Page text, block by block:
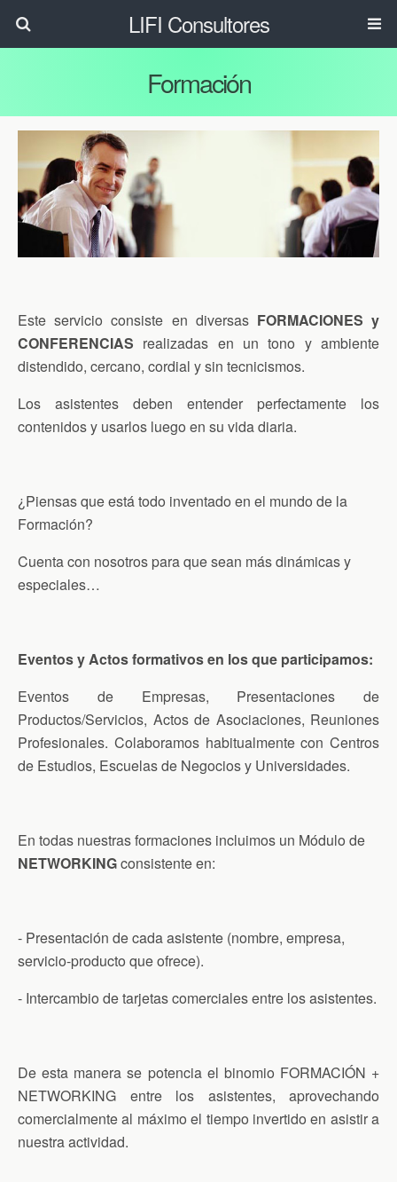
LIFI Consultores
Formación
Este servicio consiste en diversas FORMACIONES y
CONFERENCIAS realizadas en un tono y ambiente
distendido, cercano, cordial y sin tecnicismos.
Los asistentes deben entender perfectamente los
contenidos y usarlos luego en su vida diaria.
¿Piensas que está todo inventado en el mundo de la
Formación?
Cuenta con nosotros para que sean más dinámicas y
especiales…
Eventos y Actos formativos en los que participamos:
Eventos de Empresas, Presentaciones de
Productos/Servicios, Actos de Asociaciones, Reuniones
Profesionales. Colaboramos habitualmente con Centros
de Estudios, Escuelas de Negocios y Universidades.
En todas nuestras formaciones incluimos un Módulo de
NETWORKINGconsistente en:
- Presentación de cada asistente (nombre, empresa,
servicio-producto que ofrece).
- Intercambio de tarjetas comerciales entre los asistentes.
De esta manera se potencia el binomio FORMACIÓN +
NETWORKING entre los asistentes, aprovechando
comercialmente al máximo el tiempo invertido en asistir a
nuestra actividad.